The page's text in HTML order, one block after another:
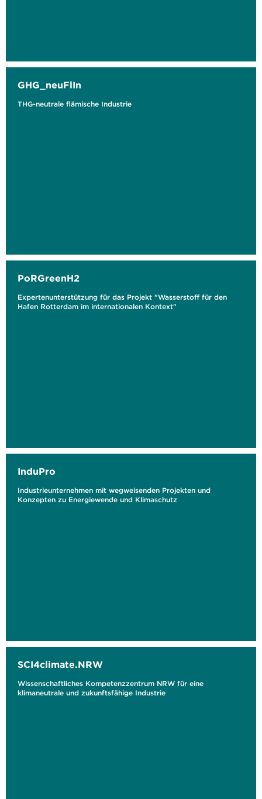
GHG_neuFlIn
THG-neutrale flämische Industrie
PoRGreenH2
Expertenunterstützung für das Projekt "Wasserstoff für den
Hafen Rotterdam im internationalen Kontext"
InduPro
Industrieunternehmen mit wegweisenden Projekten und
Konzepten zu Energiewende und Klimaschutz
SCI4climate.NRW
Wissenschaftliches Kompetenzzentrum NRW für eine
klimaneutrale und zukunftsfähige Industrie